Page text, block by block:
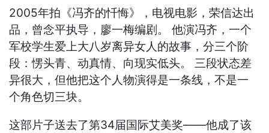
2005年拍《冯齐的忏悔》，电视电影，荣信达出
品，曾念平执导，廖一梅编剧。 他演冯齐，一个
军校学生爱上大八岁离异女人的故事，分三个阶
段：愣头青、动真情、向现实低头。 三段状态差
异很大，但他把这个人物演得是一条线，不是一
个角色切三块。
这部片子送去了第34届国际艾美奖——他成了该